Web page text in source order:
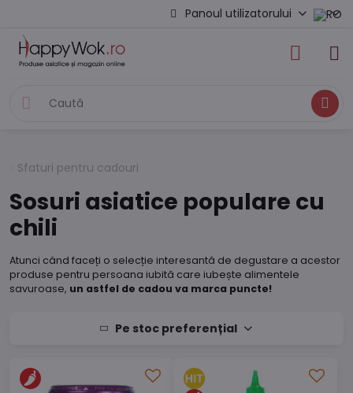
Panoul utilizatorului
Caută
Sfaturi pentru cadouri
Sosuri asiatice populare cu
chili
Atunci când faceți o selecție interesantă de degustare a acestor
produse pentru persoana iubită care iubește alimentele
savuroase, un astfel de cadou va marca puncte!
Pe stoc preferențial